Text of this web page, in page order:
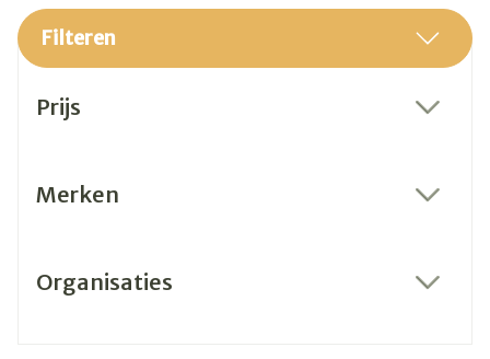
Filteren
Prijs
Merken
Organisaties